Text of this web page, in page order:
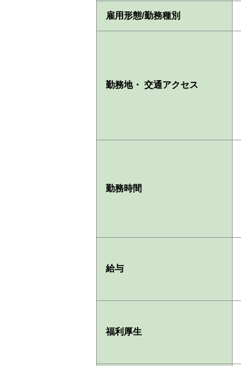
雇用形態/勤務種別
勤務地・ 交通アクセス
勤務時間
給与
福利厚生